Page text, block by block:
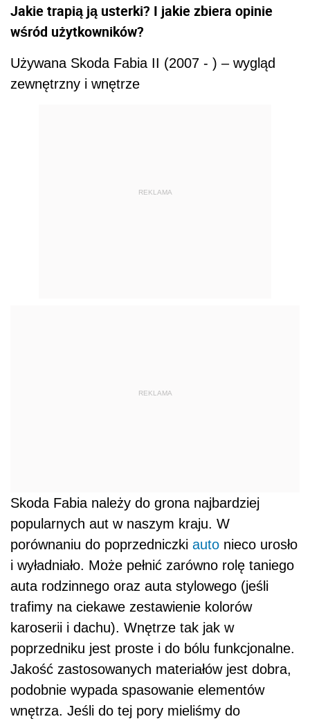
Jakie trapią ją usterki? I jakie zbiera opinie
wśród użytkowników?
Używana Skoda Fabia II (2007 - ) – wygląd
zewnętrzny i wnętrze
REKLAMA
REKLAMA
Skoda Fabia należy do grona najbardziej
popularnych aut w naszym kraju. W
porównaniu do poprzedniczki auto nieco urosło
i wyładniało. Może pełnić zarówno rolę taniego
auta rodzinnego oraz auta stylowego (jeśli
trafimy na ciekawe zestawienie kolorów
karoserii i dachu). Wnętrze tak jak w
poprzedniku jest proste i do bólu funkcjonalne.
Jakość zastosowanych materiałów jest dobra,
podobnie wypada spasowanie elementów
wnętrza. Jeśli do tej pory mieliśmy do